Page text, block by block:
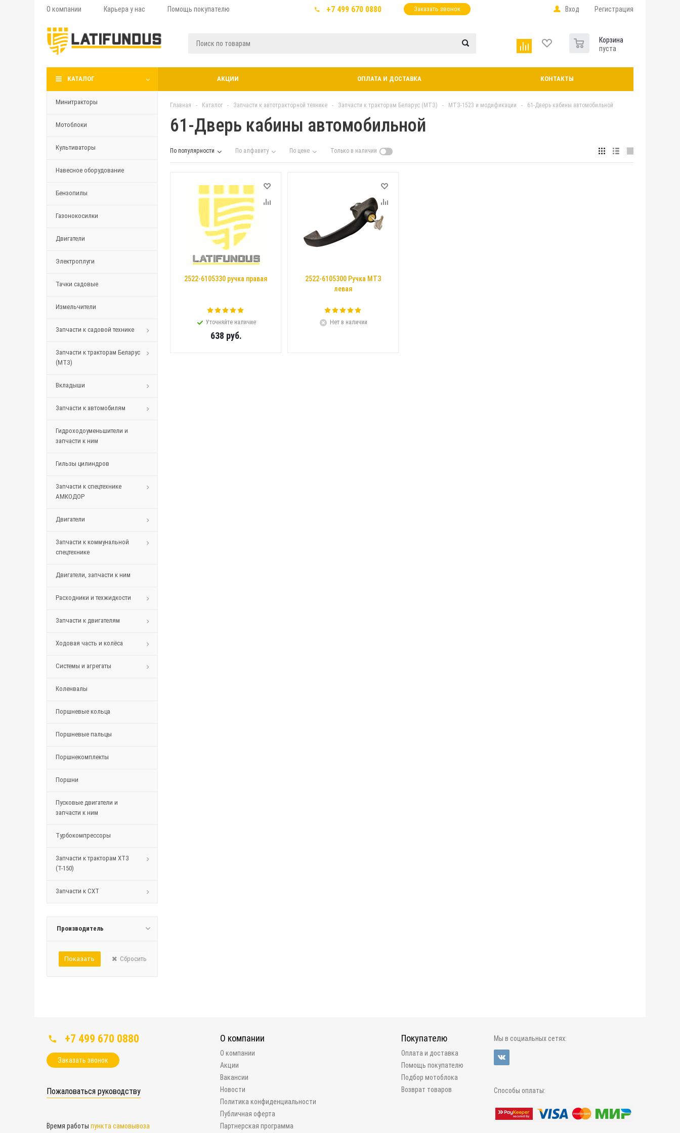
О компании Карьера у нас Помощь покупателю +7 499 670 0880 Заказать звонок Вход Регистрация
Корзина
пуста
КАТАЛОГ АКЦИИ ОПЛАТА И ДОСТАВКА КОНТАКТЫ
Минитракторы
Мотоблоки
Культиваторы
Навесное оборудование
Бензопилы
Газонокосилки
Двигатели
Электроплуги
Тачки садовые
Измельчители
Запчасти к садовой технике
Запчасти к тракторам Беларус
(МТЗ)
Вкладыши
Запчасти к автомобилям
Гидроходоуменьшители и
запчасти к ним
Гильзы цилиндров
Запчасти к спецтехнике
АМКОДОР
Двигатели
Запчасти к коммунальной
спецтехнике
Двигатели, запчасти к ним
Расходники и техжидкости
Запчасти к двигателям
Ходовая часть и колёса
Системы и агрегаты
Коленвалы
Поршневые кольца
Поршневые пальцы
Поршнекомплекты
Поршни
Пусковые двигатели и
запчасти к ним
Турбокомпрессоры
Запчасти к тракторам ХТЗ
(Т-150)
Запчасти к СХТ
Производитель
Сбросить
Главная - Каталог - Запчасти к автотракторной технике - Запчасти к тракторам Беларус (МТЗ) - МТЗ-1523 и модификации - 61-Дверь кабины автомобильной
61-Дверь кабины автомобильной
По популярности По алфавиту По цене Только в наличии
2522-6105330 ручка правая
Уточняйте наличие
638 руб.
2522-6105300 Ручка МТЗ
левая
Нет в наличии
+7 499 670 0880
Заказать звонок
Пожаловаться руководству
Время работы пункта самовывоза
О компании
О компании
Акции
Вакансии
Новости
Политика конфиденциальности
Публичная оферта
Партнерская программа
Покупателю
Оплата и доставка
Помощь покупателю
Подбор мотоблока
Возврат товаров
Мы в социальных сетях:
Способы оплаты: